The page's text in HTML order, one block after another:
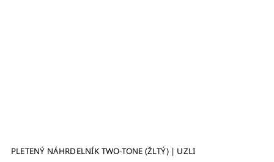
PLETENÝ NÁHRDELNÍK TWO-TONE (ŽLTÝ) | UZLI